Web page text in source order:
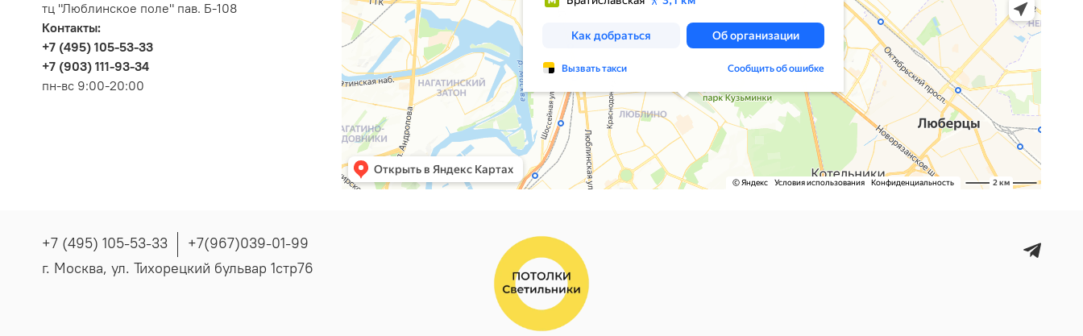
тц "Люблинское поле" пав. Б-108
Контакты:
+7 (495) 105-53-33
+7 (903) 111-93-34
пн-вс 9:00-20:00
+7 (495) 105-53-33
+7(967)039-01-99
г. Москва, ул. Тихорецкий бульвар 1стр76